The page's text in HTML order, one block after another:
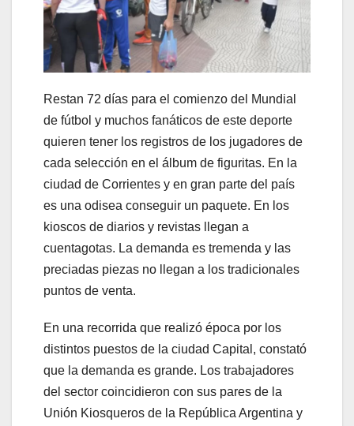
Restan 72 días para el comienzo del Mundial
de fútbol y muchos fanáticos de este deporte
quieren tener los registros de los jugadores de
cada selección en el álbum de figuritas. En la
ciudad de Corrientes y en gran parte del país
es una odisea conseguir un paquete. En los
kioscos de diarios y revistas llegan a
cuentagotas. La demanda es tremenda y las
preciadas piezas no llegan a los tradicionales
puntos de venta.
En una recorrida que realizó época por los
distintos puestos de la ciudad Capital, constató
que la demanda es grande. Los trabajadores
del sector coincidieron con sus pares de la
Unión Kiosqueros de la República Argentina y